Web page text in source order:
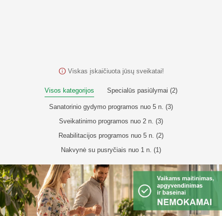
Viskas įskaičiuota jūsų sveikatai!
Visos kategorijos Specialūs pasiūlymai (2)
Sanatorinio gydymo programos nuo 5 n. (3)
Sveikatinimo programos nuo 2 n. (3)
Reabilitacijos programos nuo 5 n. (2)
Nakvynė su pusryčiais nuo 1 n. (1)